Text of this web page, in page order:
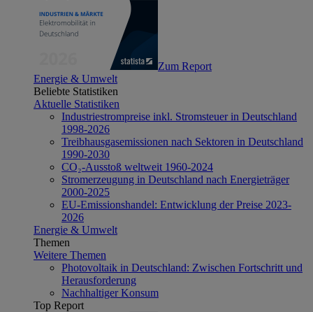
Zum Report
Energie & Umwelt
Beliebte Statistiken
Aktuelle Statistiken
Industriestrompreise inkl. Stromsteuer in Deutschland
1998-2026
Treibhausgasemissionen nach Sektoren in Deutschland
1990-2030
CO₂-Ausstoß weltweit 1960-2024
Stromerzeugung in Deutschland nach Energieträger
2000-2025
EU-Emissionshandel: Entwicklung der Preise 2023-
2026
Energie & Umwelt
Themen
Weitere Themen
Photovoltaik in Deutschland: Zwischen Fortschritt und
Herausforderung
Nachhaltiger Konsum
Top Report